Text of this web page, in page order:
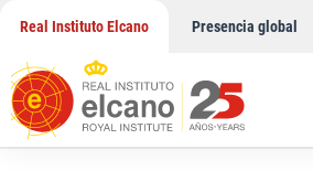
contenido
Real Instituto Elcano Presencia global